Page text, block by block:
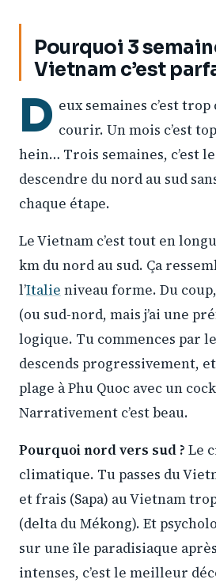
Pourquoi 3
Vietnam c’est
D eux semaines c’est
courir. Un mois c’est
hein… Trois semaines, c’est
descendre du nord au sud
chaque étape.
Le Vietnam c’est tout en
km du nord au sud. Ça
l’Italie niveau forme. Du
(ou sud-nord, mais j’ai une
logique. Tu commences par
descends progressivement,
plage à Phu Quoc avec un
Narrativement c’est beau.
Pourquoi nord vers sud ? Le
climatique. Tu passes du
et frais (Sapa) au Vietnam
(delta du Mékong). Et
sur une île paradisiaque
intenses, c’est le meilleur